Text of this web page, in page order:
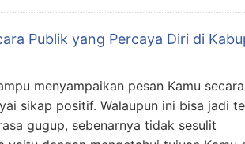
Publik yang Percaya Diri di
menyampaikan pesan Kamu
sikap positif. Walaupun ini bisa jadi
gugup, sebenarnya tidak sesulit